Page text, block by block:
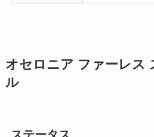
オセロニア ファーレス
ル